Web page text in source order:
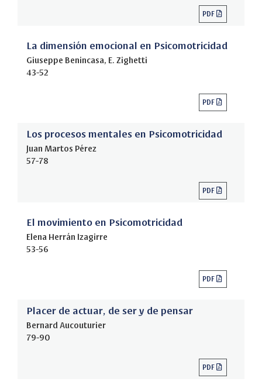
PDF
La dimensión emocional en Psicomotricidad
Giuseppe Benincasa, E. Zighetti
43-52
PDF
Los procesos mentales en Psicomotricidad
Juan Martos Pérez
57-78
PDF
El movimiento en Psicomotricidad
Elena Herrán Izagirre
53-56
PDF
Placer de actuar, de ser y de pensar
Bernard Aucouturier
79-90
PDF